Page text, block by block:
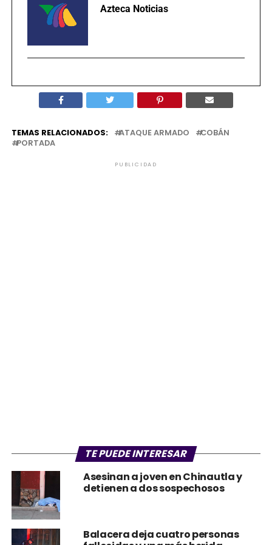
Azteca Noticias
TEMAS RELACIONADOS: ATAQUE ARMADO
COBÁN
PORTADA
PUBLICIDAD
TE PUEDE INTERESAR
Asesinan a joven en Chinautla y
detienen a dos sospechosos
Balacera deja cuatro personas